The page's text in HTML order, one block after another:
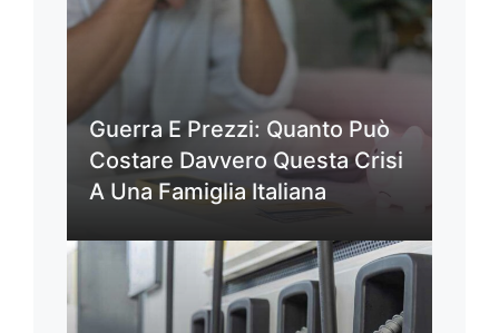
Guerra E Prezzi: Quanto Può
Costare Davvero Questa Crisi
A Una Famiglia Italiana